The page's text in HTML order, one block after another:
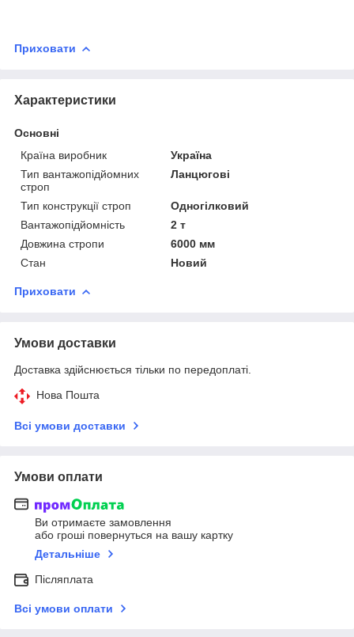
Приховати
Характеристики
Основні
Країна виробник
Україна
Тип вантажопідйомних
строп
Ланцюгові
Тип конструкції строп
Одногілковий
Вантажопідйомність
2 т
Довжина стропи
6000 мм
Стан
Новий
Приховати
Умови доставки
Доставка здійснюється тільки по передоплаті.
Нова Пошта
Всі умови доставки
Умови оплати
Ви отримаєте замовлення
або гроші повернуться на вашу картку
Детальніше
Післяплата
Всі умови оплати